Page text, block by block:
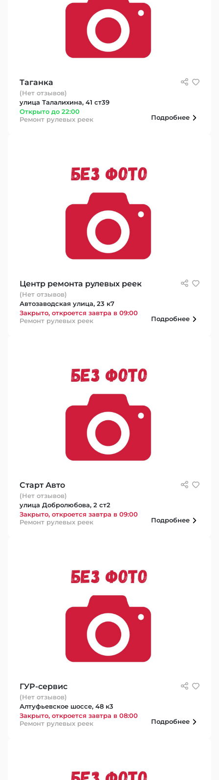
Таганка
(Нет отзывов)
улица Талалихина, 41 ст39
Открыто до 22:00
Ремонт рулевых реек
Подробнее
Центр ремонта рулевых реек
(Нет отзывов)
Автозаводская улица, 23 к7
Закрыто, откроется завтра в 09:00
Ремонт рулевых реек
Подробнее
Старт Авто
(Нет отзывов)
улица Добролюбова, 2 ст2
Закрыто, откроется завтра в 09:00
Ремонт рулевых реек
Подробнее
ГУР-сервис
(Нет отзывов)
Алтуфьевское шоссе, 48 к3
Закрыто, откроется завтра в 08:00
Ремонт рулевых реек
Подробнее